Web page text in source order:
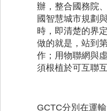
辦，整合國務院
國智慧城市規劃
時，即清楚的界
做的就是，站到
作；用物聯網與
須根植於可互聯
GCTC分別在運